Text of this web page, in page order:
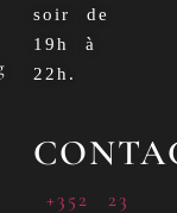
soir de
19h à
22h.
+352 23